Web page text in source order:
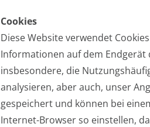
Cookies
Diese Website verwendet
Informationen auf dem Endgerät
insbesondere, die
analysieren, aber auch, unser
gespeichert und können bei
Internet-Browser so einstellen,